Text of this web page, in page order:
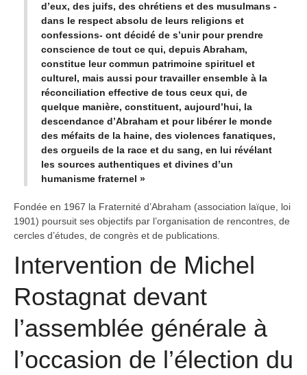
d’eux, des juifs, des chrétiens et des musulmans -
dans le respect absolu de leurs religions et
confessions- ont décidé de s’unir pour prendre
conscience de tout ce qui, depuis Abraham,
constitue leur commun patrimoine spirituel et
culturel, mais aussi pour travailler ensemble à la
réconciliation effective de tous ceux qui, de
quelque manière, constituent, aujourd’hui, la
descendance d’Abraham et pour libérer le monde
des méfaits de la haine, des violences fanatiques,
des orgueils de la race et du sang, en lui révélant
les sources authentiques et divines d’un
humanisme fraternel »
Fondée en 1967 la Fraternité d’Abraham (association laïque, loi
1901) poursuit ses objectifs par l’organisation de rencontres, de
cercles d’études, de congrès et de publications.
Intervention de Michel
Rostagnat devant
l’assemblée générale à
l’occasion de l’élection du